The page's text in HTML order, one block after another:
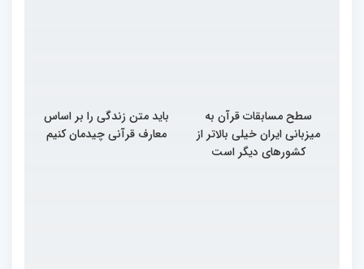
سطح مسابقات قرآن به
میزبانی ایران خیلی بالاتر از
کشورهای دیگر است
باید متن زندگی را بر اساس
معارف قرآنی چیدمان کنیم